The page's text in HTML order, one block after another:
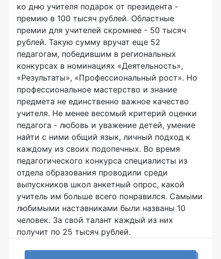
ко дню учителя подарок от президента -
премию в 100 тысяч рублей. Областные
премии для учителей скромнее - 50 тысяч
рублей. Такую сумму вручат еще 52
педагогам, победившим в региональных
конкурсах в номинациях «Деятельность»,
«Результаты», «Профессиональный рост». Но
профессиональное мастерство и знание
предмета не единственно важное качество
учителя. Не менее весомый критерий оценки
педагога - любовь и уважение детей, умение
найти с ними общий язык, личный подход к
каждому из своих подопечных. Во время
педагогического конкурса специалисты из
отдела образования проводили среди
выпускников школ анкетный опрос, какой
учитель им больше всего понравился. Самыми
любимыми наставниками были названы 10
человек. За свой талант каждый из них
получит по 25 тысяч рублей.